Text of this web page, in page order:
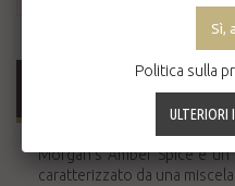
MAGGIORI INFORMAZIONI
Morgan's Amber Spice è
caratterizzato da una
Politica sulla